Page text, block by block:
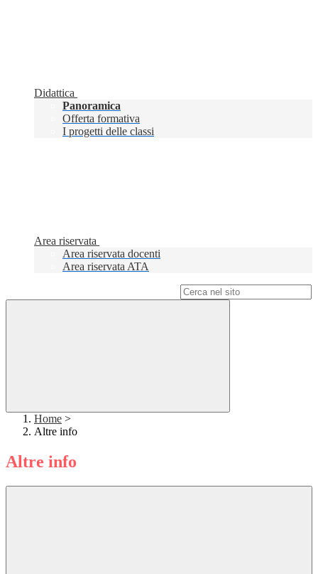
Didattica
Panoramica
Offerta formativa
I progetti delle classi
Area riservata
Area riservata docenti
Area riservata ATA
Home >
Altre info
Altre info